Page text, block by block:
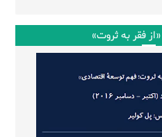
فقر به ثروت»